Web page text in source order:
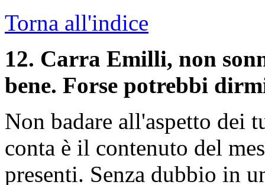
Torna all'indice
12. Carra Emilli, non
bene. Forse potrebbi
Non badare all'aspetto dei
conta è il contenuto del
presenti. Senza dubbio in